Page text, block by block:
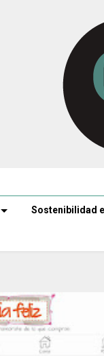
Sostenibilidad